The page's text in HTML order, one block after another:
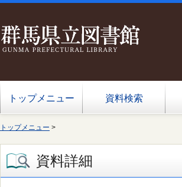
トップメニュー 資料検索
トップメニュー >
資料詳細